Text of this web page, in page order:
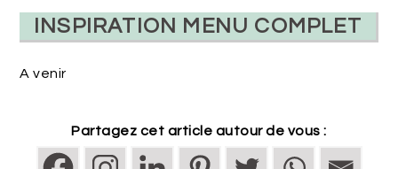
INSPIRATION MENU COMPLET
A venir
Partagez cet article autour de vous :